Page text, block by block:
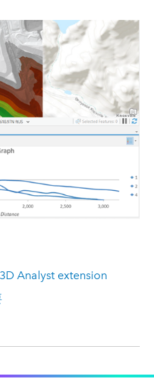
Analyst extension